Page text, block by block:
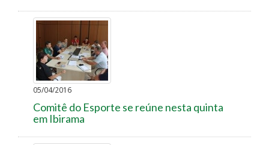
05/04/2016
Comitê do Esporte se reúne nesta quinta
em Ibirama